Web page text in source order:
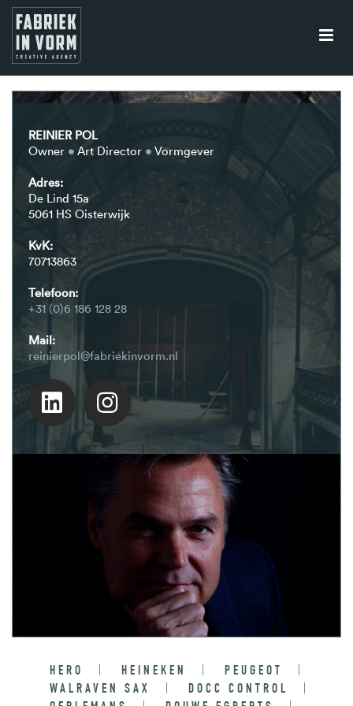
REINIER POL
Owner • Art Director • Vormgever
Adres:
De Lind 15a
5061 HS Oisterwijk
KvK:
70713863
Telefoon:
+31 (0)6 186 128 28
Mail:
reinierpol@fabriekinvorm.nl
HERO HEINEKEN
PEUGEOT
WALRAVEN SAX
DOCC CONTROL